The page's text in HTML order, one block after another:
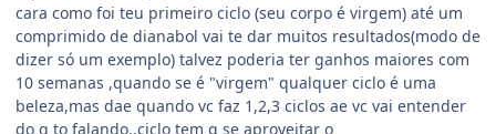
cara como foi teu primeiro ciclo (seu corpo é virgem) até um
comprimido de dianabol vai te dar muitos resultados(modo de
dizer só um exemplo) talvez poderia ter ganhos maiores com
10 semanas ,quando se é "virgem" qualquer ciclo é uma
beleza,mas dae quando vc faz 1,2,3 ciclos ae vc vai entender
do q to falando..ciclo tem q se aproveitar o